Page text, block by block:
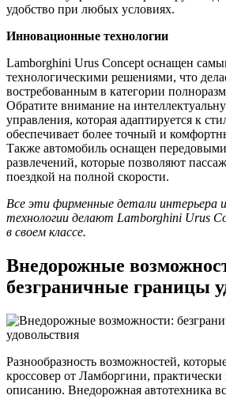
удобство при любых условиях.
Инновационные технологии
Lamborghini Urus Concept оснащен
технологическими решениями, что
востребованным в категории
Обратите внимание на
управления, которая адаптируется к
обеспечивает более точный и
Также автомобиль оснащен
развлечений, которые позволяют
поездкой на полной скорости.
Все эти фирменные детали интерьера
технологии делают Lamborghini Urus
в своем классе.
Внедорожные
безграничные границы
Разнообразность возможностей,
кроссовер от Ламборгини,
описанию. Внедорожная автотехника